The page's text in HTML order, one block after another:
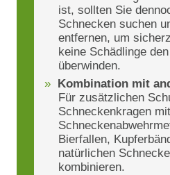
ist, sollten Sie
Schnecken suchen
entfernen, um
keine Schädlinge
überwinden.
Kombination mit
Für zusätzlichen
Schneckenkragen
Bierfallen,
natürlichen
kombinieren.